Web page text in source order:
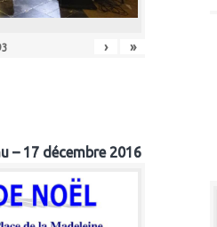
› »
– 17 décembre 2016